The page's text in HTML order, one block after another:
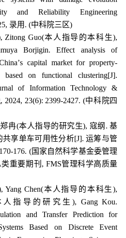
and Reliability Engineering
录用 . (中科院三区)
Zitong Guo(本人指导的本科生),
Borjigin. Effect analysis of
’s capital market for property-
based on functional clustering[J].
of Information Technology &
2024, 23(6): 2399-2427. (中科院四
郑冉(本人指导的研究生), 寇纲 .基
共享单车可用性分析[J].运筹与管
176. (国家自然科学基金委管理
类重要期刊 , FMS管理科学高质量
Yang Chen(本人指导的本科生),
人指导的研究生), Gang Kou.
and Transfer Prediction for
Based on Discrete Event